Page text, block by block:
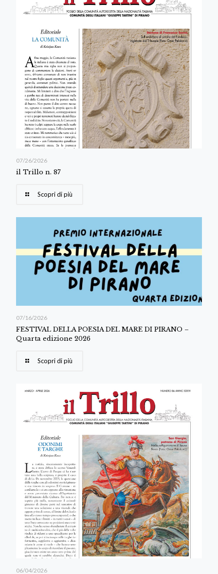
07/26/2026
il Trillo n. 87
Scopri di più
07/16/2026
FESTIVAL DELLA POESIA DEL MARE DI PIRANO –
Quarta edizione 2026
Scopri di più
06/04/2026